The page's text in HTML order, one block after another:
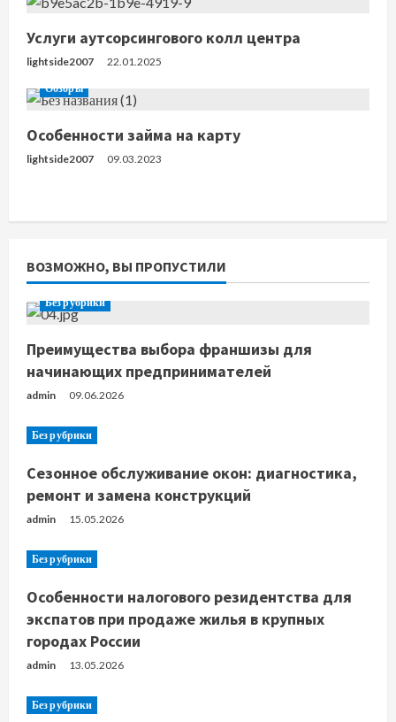
Услуги аутсорсингового колл центра
lightside2007
22.01.2025
Обзоры
Особенности займа на карту
lightside2007 09.03.2023
ВОЗМОЖНО, ВЫ ПРОПУСТИЛИ
Без рубрики
Преимущества выбора франшизы для
начинающих предпринимателей
admin 09.06.2026
Без рубрики
Сезонное обслуживание окон: диагностика,
ремонт и замена конструкций
admin 15.05.2026
Без рубрики
Особенности налогового резидентства для
экспатов при продаже жилья в крупных
городах России
admin 13.05.2026
Без рубрики